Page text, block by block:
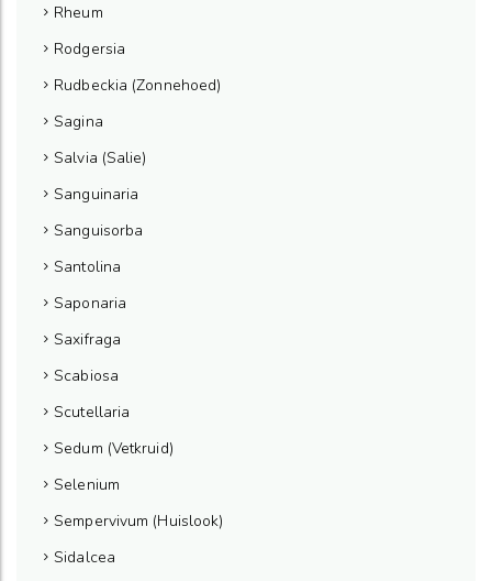
Rheum
Rodgersia
Rudbeckia (Zonnehoed)
Sagina
Salvia (Salie)
Sanguinaria
Sanguisorba
Santolina
Saponaria
Saxifraga
Scabiosa
Scutellaria
Sedum (Vetkruid)
Selenium
Sempervivum (Huislook)
Sidalcea